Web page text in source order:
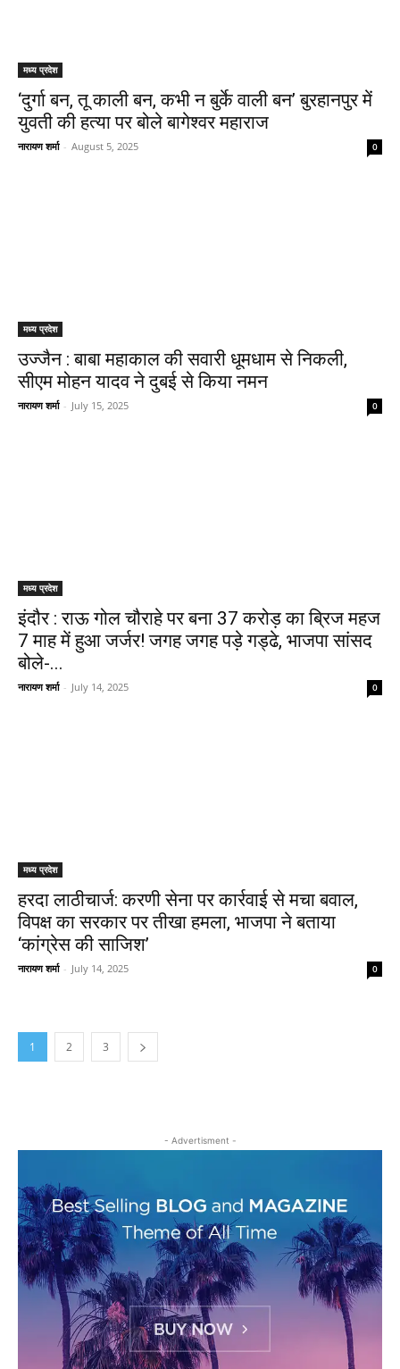
मध्य प्रदेश
‘दुर्गा बन, तू काली बन, कभी न बुर्के वाली बन’ बुरहानपुर में
युवती की हत्या पर बोले बागेश्वर महाराज
नारायण शर्मा - August 5, 2025 0
मध्य प्रदेश
उज्जैन : बाबा महाकाल की सवारी धूमधाम से निकली,
सीएम मोहन यादव ने दुबई से किया नमन
नारायण शर्मा - July 15, 2025 0
मध्य प्रदेश
इंदौर : राऊ गोल चौराहे पर बना 37 करोड़ का ब्रिज महज
7 माह में हुआ जर्जर! जगह जगह पड़े गड्ढे, भाजपा सांसद
बोले-...
नारायण शर्मा - July 14, 2025 0
मध्य प्रदेश
हरदा लाठीचार्ज: करणी सेना पर कार्रवाई से मचा बवाल,
विपक्ष का सरकार पर तीखा हमला, भाजपा ने बताया
‘कांग्रेस की साजिश’
नारायण शर्मा - July 14, 2025 0
1 2 3
- Advertisment -